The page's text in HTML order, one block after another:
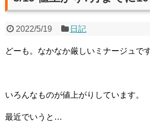
2022/5/19 日記
どーも。なかなか厳しいミナージュです
いろんなものが値上がりしています。
最近でいうと…